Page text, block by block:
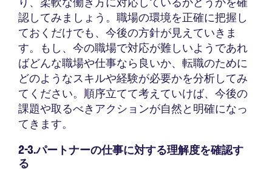
認してみましょう。職場の環境を正確に把握し
ておくだけでも、今後の方針が見えていきま
す。もし、今の職場で対応が難しいようであれ
ばどんな職場や仕事なら良いか、転職のために
どのようなスキルや経験が必要かを分析してみ
てください。順序立てて考えていけば、今後の
課題や取るべきアクションが自然と明確になっ
てきます。
2-3.パートナーの仕事に対する理解度を確認す
る